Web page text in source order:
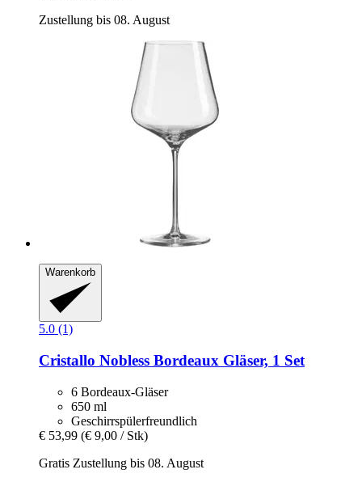
Zustellung bis 08. August
Warenkorb
5.0 (1)
Cristallo Nobless Bordeaux Gläser, 1 Set
6 Bordeaux-Gläser
650 ml
Geschirrspülerfreundlich
€ 53,99 (€ 9,00 / Stk)
Gratis Zustellung bis 08. August